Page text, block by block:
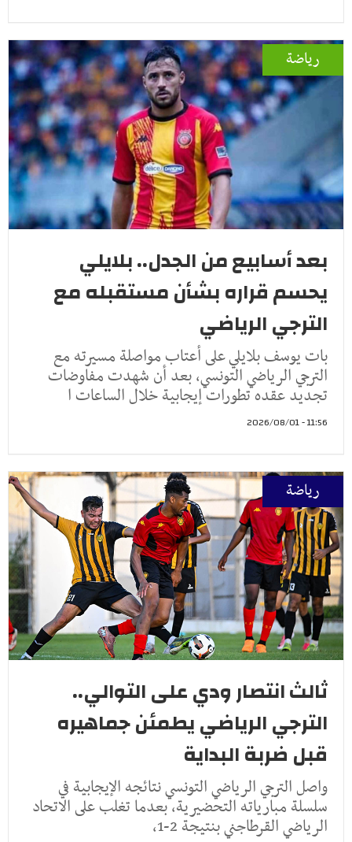
رياضة
بعد أسابيع من الجدل.. بلايلي
يحسم قراره بشأن مستقبله مع
الترجي الرياضي
بات يوسف بلايلي على أعتاب مواصلة مسيرته مع
الترجي الرياضي التونسي، بعد أن شهدت مفاوضات
تجديد عقده تطورات إيجابية خلال الساعات ا
11:56 - 2026/08/01
رياضة
ثالث انتصار ودي على التوالي..
الترجي الرياضي يطمئن جماهيره
قبل ضربة البداية
واصل الترجي الرياضي التونسي نتائجه الإيجابية في
سلسلة مبارياته التحضيرية، بعدما تغلب على الاتحاد
الرياضي القرطاجني بنتيجة 2-1،